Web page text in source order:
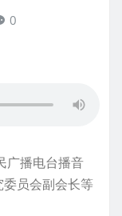
0
广播电台播音
员会副会长等